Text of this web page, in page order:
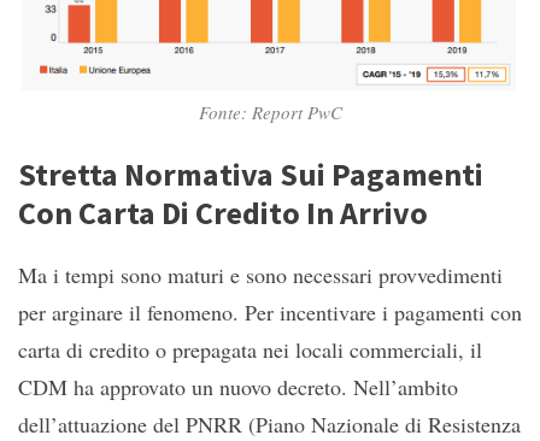
Fonte: Report PwC
Stretta Normativa Sui Pagamenti
Con Carta Di Credito In Arrivo
Ma i tempi sono maturi e sono necessari provvedimenti
per arginare il fenomeno. Per incentivare i pagamenti con
carta di credito o prepagata nei locali commerciali, il
CDM ha approvato un nuovo decreto. Nell’ambito
dell’attuazione del PNRR (Piano Nazionale di Resistenza